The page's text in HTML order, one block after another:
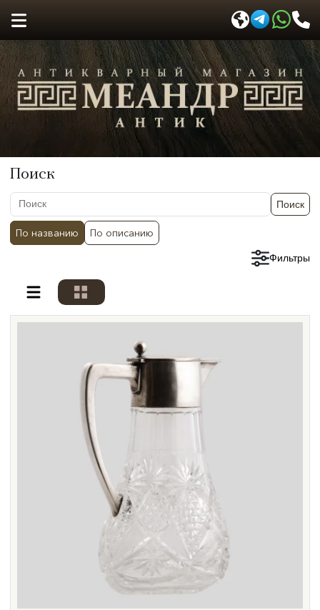
Поиск
Поиск
По названию По описанию
Фильтры
Разделы
Направление